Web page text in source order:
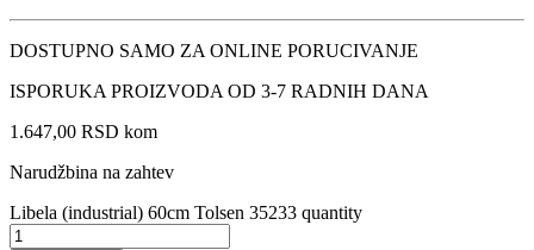
DOSTUPNO SAMO ZA ONLINE PORUCIVANJE
ISPORUKA PROIZVODA OD 3-7 RADNIH DANA
1.647,00 RSD kom
Narudžbina na zahtev
Libela (industrial) 60cm Tolsen 35233 quantity